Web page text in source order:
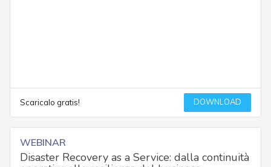
Scaricalo gratis! DOWNLOAD
WEBINAR
Disaster Recovery as a Service: dalla continuità